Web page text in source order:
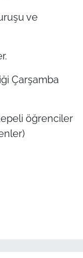
ve
Çarşamba
öğrenciler